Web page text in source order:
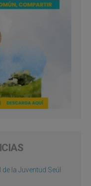
la Juventud Seúl